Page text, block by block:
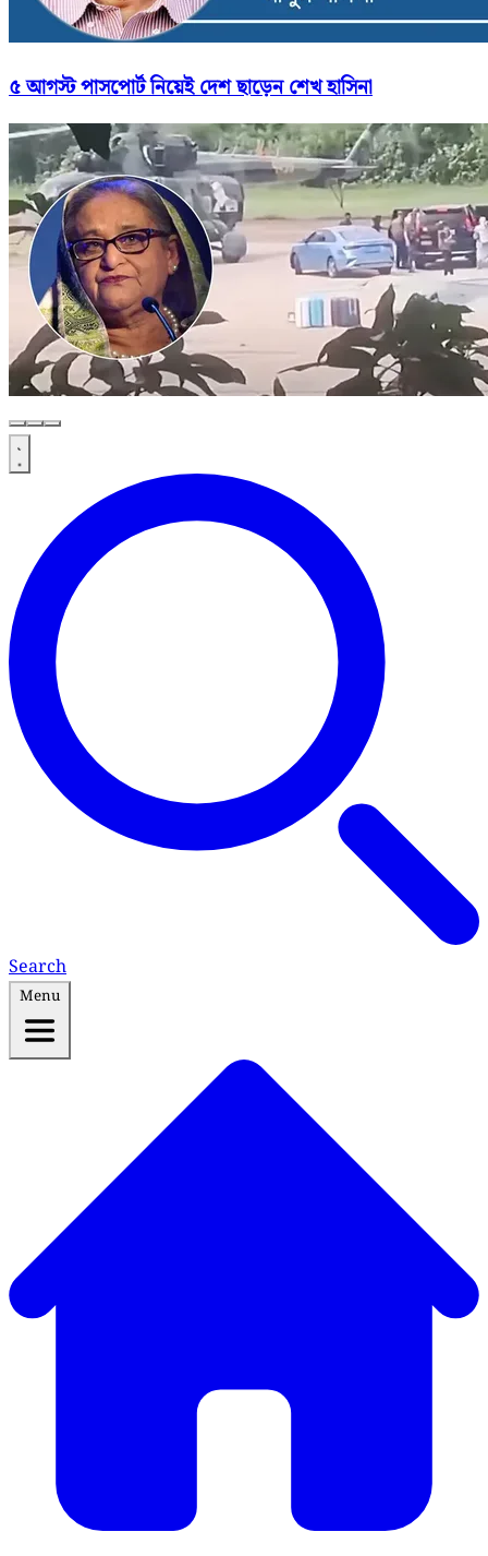
৫ আগস্ট পাসপোর্ট নিয়েই দেশ ছাড়েন শেখ হাসিনা
Search
Menu